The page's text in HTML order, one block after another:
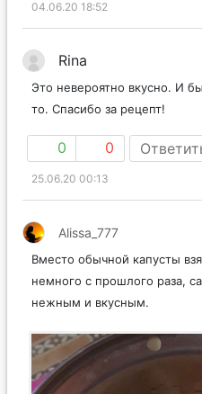
04.06.20 18:52
Rina
Это невероятно вкусно. И
то. Спасибо за рецепт!
0 0
25.06.20 00:13
Alissa_777
Вместо обычной капусты
немного с прошлого раза,
нежным и вкусным.